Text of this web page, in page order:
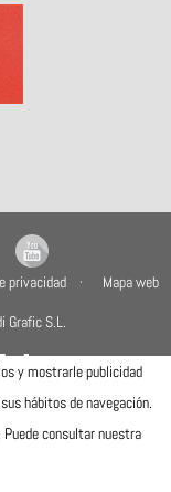
privacidad
Mapa web
Grafic S.L.
y mostrarle publicidad
hábitos de navegación.
consultar nuestra